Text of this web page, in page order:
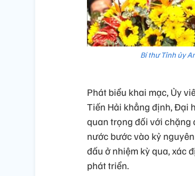
Bí thư Tỉnh ủy
Phát biểu khai mạc, Ủy
Tiến Hải khẳng định, Đại
quan trọng đối với
nước bước vào kỷ
đấu ở nhiệm kỳ qua, xác
phát triển.